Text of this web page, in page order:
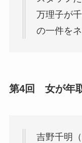
万理子が
の一件を
第4回 女が年
吉野千明